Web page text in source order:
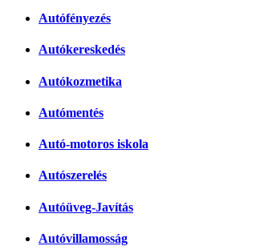
Autófényezés
Autókereskedés
Autókozmetika
Autómentés
Autó-motoros iskola
Autószerelés
Autóüveg-Javítás
Autóvillamosság